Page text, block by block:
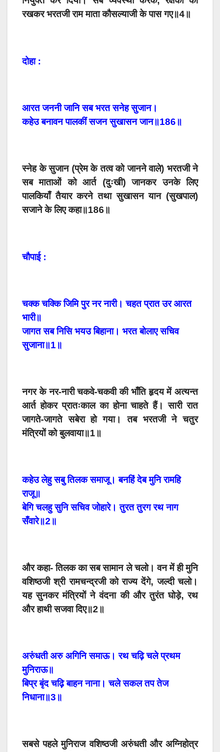
रखकर भरतजी राम माता कौसल्याजी के पास गए॥4॥
दोहा :
आरत जननी जानि सब भरत सनेह सुजान।
कहेउ बनावन पालकीं सजन सुखासन जान॥186॥
स्नेह के सुजान (प्रेम के तत्व को जानने वाले) भरतजी ने
सब माताओं को आर्त (दुःखी) जानकर उनके लिए
पालकियाँ तैयार करने तथा सुखासन यान (सुखपाल)
सजाने के लिए कहा॥186॥
चौपाई :
चक्क चक्कि जिमि पुर नर नारी। चहत प्रात उर आरत
भारी॥
जागत सब निसि भयउ बिहाना। भरत बोलाए सचिव
सुजाना॥1॥
नगर के नर-नारी चकवे-चकवी की भाँति हृदय में अत्यन्त
आर्त होकर प्रातःकाल का होना चाहते हैं। सारी रात
जागते-जागते सबेरा हो गया। तब भरतजी ने चतुर
मंत्रियों को बुलवाया॥1॥
कहेउ लेहु सबु तिलक समाजू। बनहिं देब मुनि रामहि
राजू॥
बेगि चलहु सुनि सचिव जोहारे। तुरत तुरग रथ नाग
सँवारे॥2॥
और कहा- तिलक का सब सामान ले चलो। वन में ही मुनि
वशिष्ठजी श्री रामचन्द्रजी को राज्य देंगे, जल्दी चलो।
यह सुनकर मंत्रियों ने वंदना की और तुरंत घोड़े, रथ
और हाथी सजवा दिए॥2॥
अरुंधती अरु अगिनि समाऊ। रथ चढ़ि चले प्रथम
मुनिराऊ॥
बिप्र बृंद चढ़ि बाहन नाना। चले सकल तप तेज
निधाना॥3॥
सबसे पहले मुनिराज वशिष्ठजी अरुंधती और अग्निहोत्र